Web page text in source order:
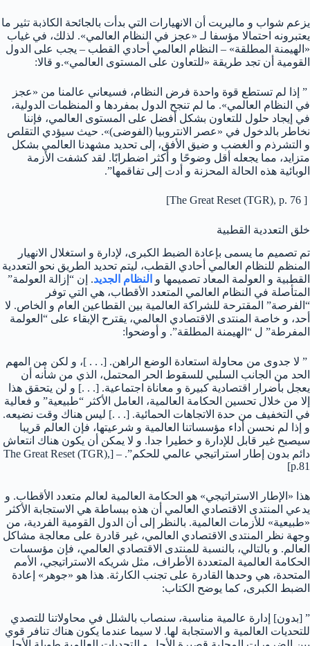
يزعم شواب و ماليريت أن الانهيارات التي بدأت بالجائحة الكاذبة تثير ما
يعتبرونه احتمالا مؤسفا لـ «عجز في النظام العالمي». لذلك، في غياب
«الهيمنة المطلقة» – النظام العالمي أحادي القطب – يجب على الدول
القومية أن تجد طريقة «للتعاون على المستوى العالمي».و قالا:
” إذا لم تستطع قوة واحدة فرض النظام، فسيعاني عالمنا من «عجز
في النظام العالمي». ما لم تنجح الدول بمفردها و المنظمات الدولية،
في إيجاد حلول للتعاون بشكل أفضل على المستوى العالمي، فإننا
نخاطر بالدخول في «عصر الانتروبيا (الفوضى)». حيث سيؤدي التقلص
و التشرذم و الغضب و ضيق الأفق، إلى تحديد مشهدنا العالمي بشكل
متزايد، مما يجعله أقل وضوحًا و أكثر اضطرابًا. لقد كشفت الأزمة
الوبائية هذه الحالة المحزنة و أدت إلى تفاقمها”.
[ The Great Reset (TGR), p. 76]
خلق التعددية القطبية
تم تصميم ما يسمى بإعادة الضبط الكبرى، لإدارة و استغلال الانهيار
المنظم للنظام العالمي أحادي القطب، ليتم تحديد الطريق نحو التعددية
القطبية و العولمة المعاد تصميمها و النظام الجديد. إن “إزالة العولمة”
المتأصلة في النظام العالمي المتعدد الأقطاب، هي التي توفر
“الفرصة” المقترحة للشراكة العالمية بين القطاعين العام و الخاص. لا
أحد، و خاصة المنتدى الاقتصادي العالمي، يقترح الإبقاء على “العولمة
المفرطة” ل “الهيمنة المطلقة”. و أوضحوا:
” لا جدوى من محاولة استعادة الوضع الراهن. [. . . ]، و لكن من المهم
الحد من الجانب السلبي للسقوط الحر المحتمل، الذي من شأنه أن
يعجل بأضرار اقتصادية كبيرة و معاناة اجتماعية. [. . .] و لن يتحقق هذا
إلا من خلال تحسين الحكامة العالمية، العامل الأكثر “طبيعية” و فعالية
في التخفيف من حدة الاتجاهات الحمائية. [. . .] ليس هناك وقت نضيعه.
و إذا لم نحسن أداء مؤسساتنا العالمية و شرعيتها، فإن العالم قريبا
سيصبح غير قابل للإدارة و خطيرا جدا. و لا يمكن أن يكون هناك انتعاش
دائم بدون إطار استراتيجي عالمي للحكم”. – [The Great Reset (TGR),
p.81]
هذا «الإطار الاستراتيجي» هو الحكامة العالمية لعالم متعدد الأقطاب. و
يدعي المنتدى الاقتصادي العالمي أن هذه ببساطة هي الاستجابة الأكثر
«طبيعية» للأزمات العالمية. بالنظر إلى أن الدول القومية الفردية، من
وجهة نظر المنتدى الاقتصادي العالمي، غير قادرة على معالجة مشاكل
العالم. و بالتالي، بالنسبة للمنتدى الاقتصادي العالمي، فإن مؤسسات
الحكامة العالمية المتعددة الأطراف، مثل شريكه الاستراتيجي، الأمم
المتحدة، هي وحدها القادرة على تجنب الكارثة. هذا هو «جوهر» إعادة
الضبط الكبرى، كما يوضح الكتاب:
” [بدون] إدارة عالمية مناسبة، سنصاب بالشلل في محاولاتنا للتصدي
للتحديات العالمية و الاستجابة لها. لا سيما عندما يكون هناك تنافر قوي